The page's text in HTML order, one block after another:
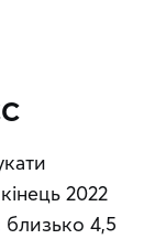
2022
близько 4,5